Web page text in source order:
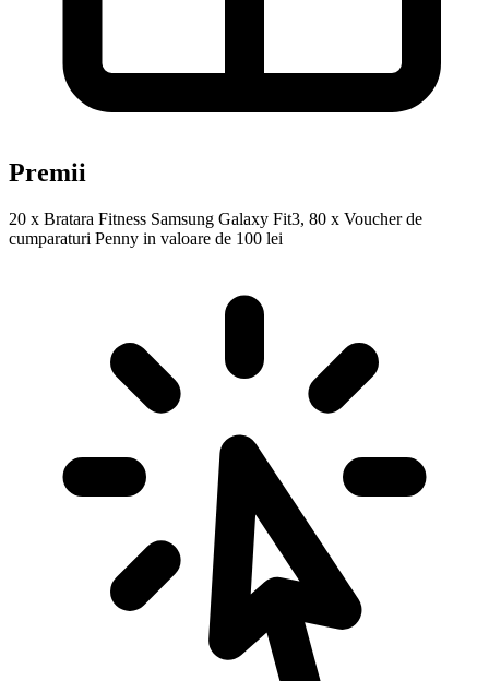
Premii
20 x Bratara Fitness Samsung Galaxy Fit3, 80 x Voucher de
cumparaturi Penny in valoare de 100 lei